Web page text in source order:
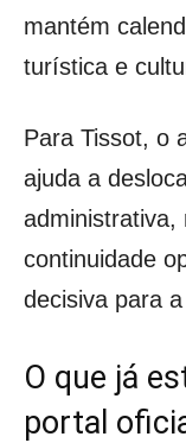
mantém
turística e
Para Tissot, o
ajuda a
administrativa,
continuidade
decisiva para
O que já
portal